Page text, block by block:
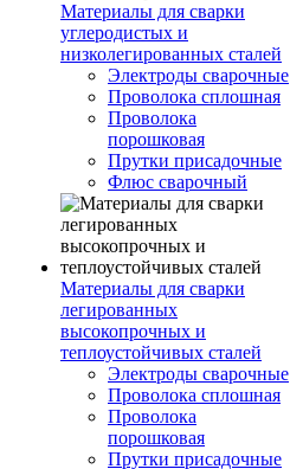
Материалы для сварки
углеродистых и
низколегированных сталей
Электроды сварочные
Проволока сплошная
Проволока
порошковая
Прутки присадочные
Флюс сварочный
Материалы для сварки
легированных
высокопрочных и
теплоустойчивых сталей
Электроды сварочные
Проволока сплошная
Проволока
порошковая
Прутки присадочные